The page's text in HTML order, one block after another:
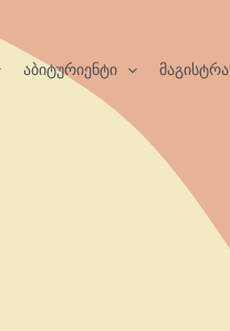
აბიტურიენტი